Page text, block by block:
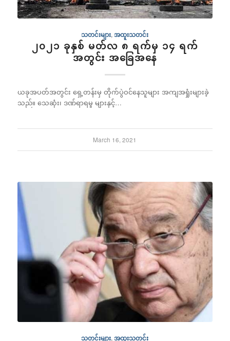
သတင်းများ,အထူးသတင်း
၂၀၂၁ ခုနှစ် မတ်လ ၈ ရက်မှ ၁၄ ရက်
အတွင်း အခြေအနေ
ယခုအပတ်အတွင်း ရှေ့တန်းမှ တိုက်ပွဲဝင်နေသူများ အကျအရှုံးများခဲ့
သည်။ သေဆုံး၊ ဒဏ်ရာရမှု များနှင့်…
March 16, 2021
သတင်းများ,အထူးသတင်း